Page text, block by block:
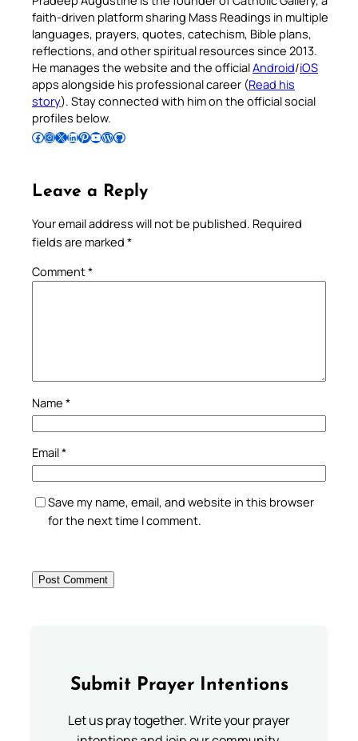
faith-driven platform sharing Mass Readings in multiple
languages, prayers, quotes, catechism, Bible plans,
reflections, and other spiritual resources since 2013.
He manages the website and the officialAndroid/iOS
apps alongside his professional career (Read his
story). Stay connected with him on the official social
profiles below.
Follow Pradeep on Facebook Follow Pradeep on InstagramFollow Pradeep on X Follow Pradeep on LinkedIn Follow Pradeep on Pinterest Subscribe to Pradeep’s Youtube Channel Follow Pradeep on WordPress Follow Pradeep on GitHub
Leave a Reply
Your email address will not be published. Required
fields are marked *
Comment*
Name *
Email*
Save my name, email, and website in this browser
for the next time I comment.
Submit Prayer Intentions
Let us pray together. Write your prayer